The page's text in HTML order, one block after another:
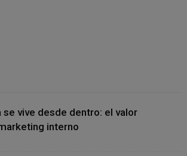
se vive desde dentro: el valor
interno